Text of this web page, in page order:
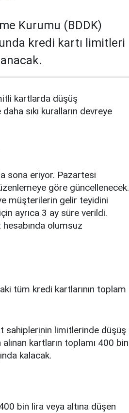
Kurumu (BDDK)
kredi kartı limitleri
kartlarda düşüş
sıkı kuralların devreye
sona eriyor. Pazartesi
göre güncellenecek.
müşterilerin gelir teyidini
ayrıca 3 ay süre verildi.
olumsuz
tüm kredi kartlarının toplam
sahiplerinin limitlerinde düşüş
kartların toplamı 400 bin
kalacak.
bin lira veya altına düşen